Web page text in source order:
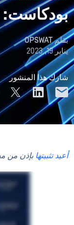
بودكاست:
بقلمOPSWAT
يناير 19, 2023
شارك هذا المنشور
أعيد تثبيتها بإذن من